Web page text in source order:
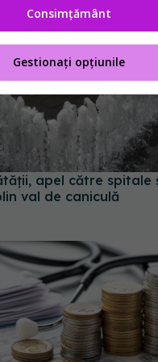
apel către spitale și
val de caniculă
Consimțământ
Gestionați opțiunile